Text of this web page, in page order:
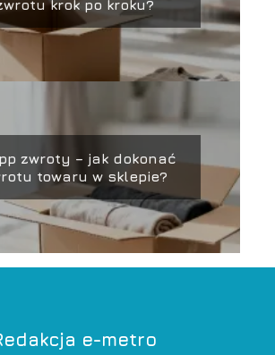
krok po kroku?
zwroty – jak dokonać
towaru w sklepie?
e-metro